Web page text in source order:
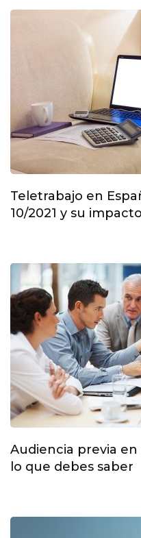
Teletrabajo en
10/2021 y su impacto
Audiencia previa en
lo que debes saber